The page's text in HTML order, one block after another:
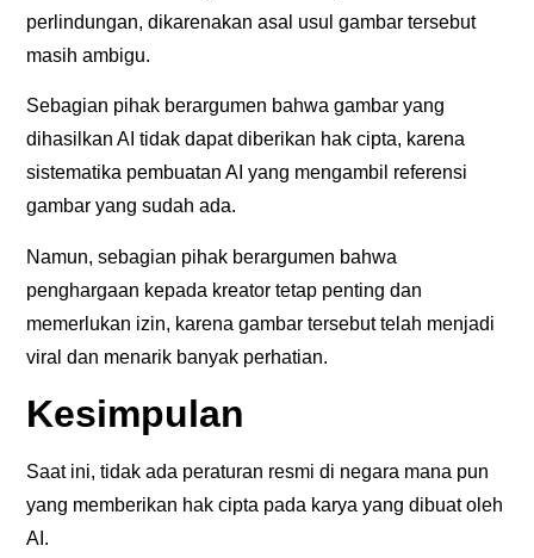
perlindungan, dikarenakan asal usul gambar tersebut
masih ambigu.
Sebagian pihak berargumen bahwa gambar yang
dihasilkan AI tidak dapat diberikan hak cipta, karena
sistematika pembuatan AI yang mengambil referensi
gambar yang sudah ada.
Namun, sebagian pihak berargumen bahwa
penghargaan kepada kreator tetap penting dan
memerlukan izin, karena gambar tersebut telah menjadi
viral dan menarik banyak perhatian.
Kesimpulan
Saat ini, tidak ada peraturan resmi di negara mana pun
yang memberikan hak cipta pada karya yang dibuat oleh
AI.